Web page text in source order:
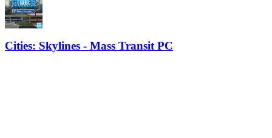
Cities: Skylines - Mass Transit PC